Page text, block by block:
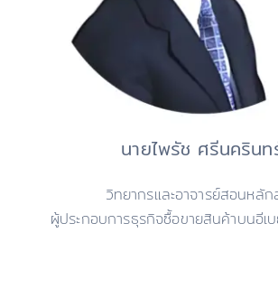
นายไพรัช ศรีนครินท
วิทยากรและอาจารย์สอนหลั
ผู้ประกอบการธุรกิจซื้อขายสินค้าบนอีเ